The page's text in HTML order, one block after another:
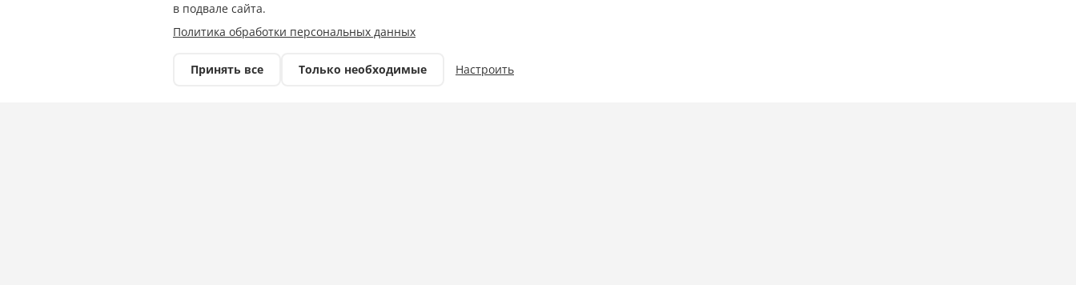
в подвале сайта.
Политика обработки персональных данных
Принять все Только необходимые Настроить